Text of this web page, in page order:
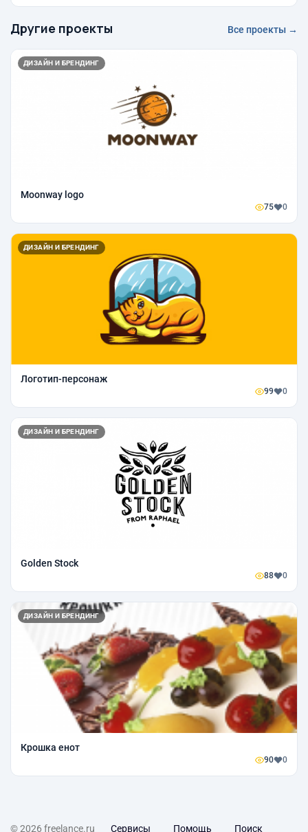
Другие проекты Все проекты →
ДИЗАЙН И БРЕНДИНГ
Moonway logo
75 0
ДИЗАЙН И БРЕНДИНГ
Логотип-персонаж
99 0
ДИЗАЙН И БРЕНДИНГ
Golden Stock
88 0
ДИЗАЙН И БРЕНДИНГ
Крошка енот
90 0
© 2026 freelance.ru Сервисы Помощь Поиск